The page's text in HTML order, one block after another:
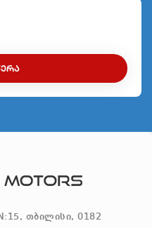
თბილისი, 0182